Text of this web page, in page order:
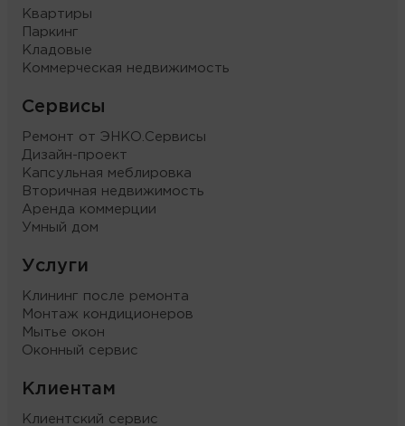
Квартиры
Паркинг
Кладовые
Коммерческая недвижимость
Сервисы
Ремонт от ЭНКО.Сервисы
Дизайн-проект
Капсульная меблировка
Вторичная недвижимость
Аренда коммерции
Умный дом
Услуги
Клининг после ремонта
Монтаж кондиционеров
Мытье окон
Оконный сервис
Клиентам
Клиентский сервис